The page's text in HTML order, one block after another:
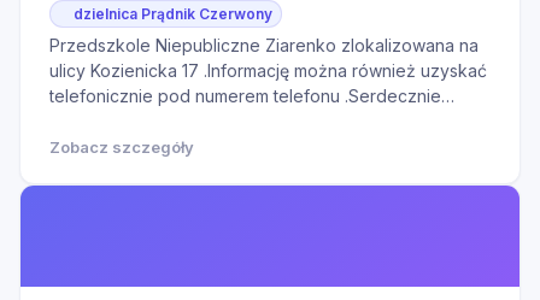
dzielnica Prądnik Czerwony
Przedszkole Niepubliczne Ziarenko zlokalizowana na
ulicy Kozienicka 17 .Informację można również uzyskać
telefonicznie pod numerem telefonu .Serdecznie
Naszą stronę internetową w celu zapoznania się z
Zobacz szczegóły